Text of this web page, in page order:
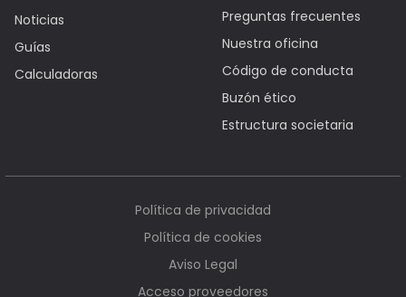
Noticias
Guías
Calculadoras
Preguntas frecuentes
Nuestra oficina
Código de conducta
Buzón ético
Estructura societaria
Política de privacidad
Política de cookies
Aviso Legal
Acceso proveedores